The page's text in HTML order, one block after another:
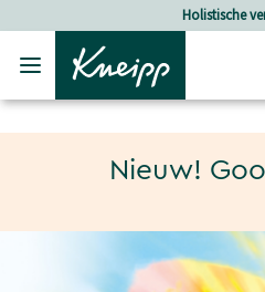
Verder gaan naar hoofdinhoud.
Verder gaan naar de footerHolistische
Nieuw!